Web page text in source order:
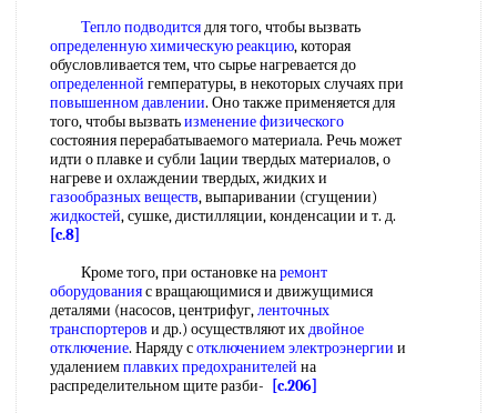
Тепло подводитсядля того, чтобы вызвать
определенную химическую реакцию, которая
обусловливается тем, что сырье нагревается до
определенной гемпературы, в некоторых случаях при
повышенном давлении. Оно также применяется для
того, чтобы вызватьизменение физического
состояния перерабатываемого материала. Речь может
идти о плавке и субли 1ации твердых материалов, о
нагреве и охлаждении твердых, жидких и
газообразных веществ, выпаривании (сгущении)
жидкостей, сушке, дистилляции, конденсации и т. д.
[c.8]
Кроме того, при остановке наремонт
оборудованияс вращающимися и движущимися
деталями (насосов, центрифуг,ленточных
транспортеров и др.) осуществляют ихдвойное
отключение. Наряду сотключением электроэнергии и
удалениемплавких предохранителей на
распределительном щите разби-
[c.206]